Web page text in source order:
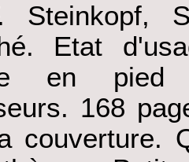
Steinkopf,
Etat
en pied
168
couverture.